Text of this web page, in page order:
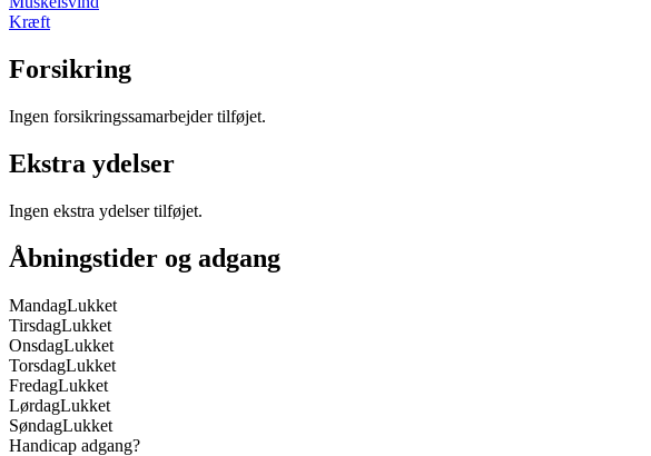
Kræft
Forsikring
Ingen forsikringssamarbejder tilføjet.
Ekstra ydelser
Ingen ekstra ydelser tilføjet.
Åbningstider og adgang
MandagLukket
TirsdagLukket
OnsdagLukket
TorsdagLukket
FredagLukket
LørdagLukket
SøndagLukket
Handicap adgang?